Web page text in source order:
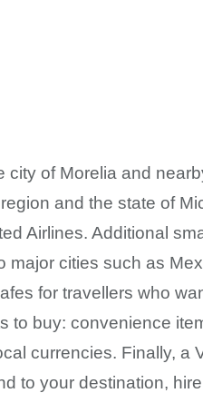
of Morelia and
and the state of
Airlines. Additional
cities such as
for travellers who
to buy: convenience
currencies. Finally, a
to your destination,